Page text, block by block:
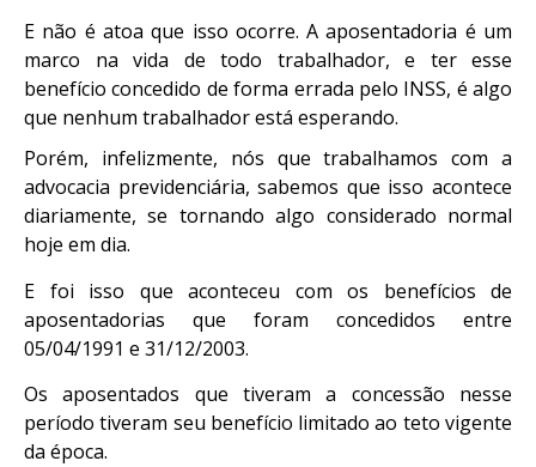
E não é atoa que isso ocorre. A aposentadoria é um
marco na vida de todo trabalhador, e ter esse
benefício concedido de forma errada pelo INSS, é algo
que nenhum trabalhador está esperando.
Porém, infelizmente, nós que trabalhamos com a
advocacia previdenciária, sabemos que isso acontece
diariamente, se tornando algo considerado normal
hoje em dia.
E foi isso que aconteceu com os benefícios de
aposentadorias que foram concedidos entre
05/04/1991 e 31/12/2003.
Os aposentados que tiveram a concessão nesse
período tiveram seu benefício limitado ao teto vigente
da época.